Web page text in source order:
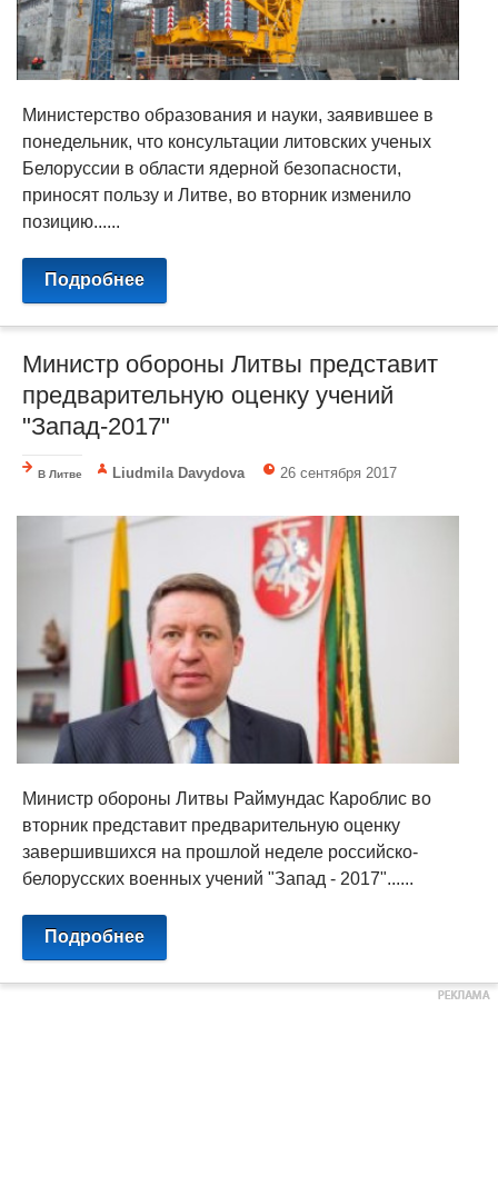
Министерство образования и науки, заявившее в
понедельник, что консультации литовских ученых
Белоруссии в области ядерной безопасности,
приносят пользу и Литве, во вторник изменило
позицию......
Подробнее
Министр обороны Литвы представит
предварительную оценку учений
"Запад-2017"
В Литве Liudmila Davydova 26 сентября 2017
Министр обороны Литвы Раймундас Кароблис во
вторник представит предварительную оценку
завершившихся на прошлой неделе российско-
белорусских военных учений "Запад - 2017"......
Подробнее